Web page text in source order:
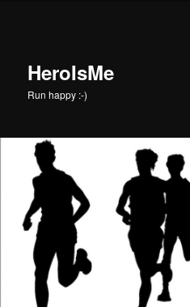
inhoudHeroIsMe
Run happy :-)